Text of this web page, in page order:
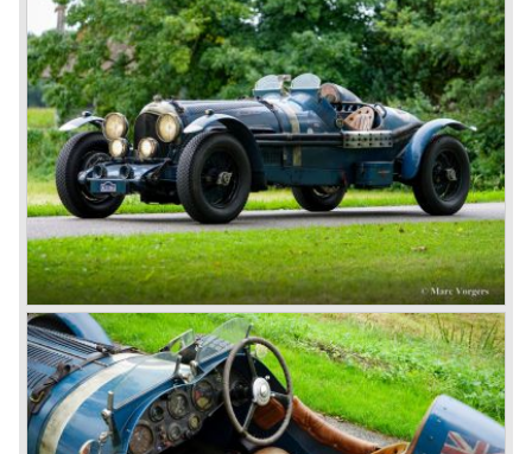
Then in 1926 the 6.5 Litre and the Speed Six were
presented, these six cylinder models were in the eyes of
W.O. Bentley the best cars the Bentley firm ever built. The
bigger capacity was needed for many a customer had built
a bespoke heavy saloon body on their chassis and thus
eliminating the sporting element the chassis had to offer.
The Speed Six brought Bentley the most racing
successes and Le Mans victories. In the year 1929 the
Speed Six came home first with Bentley 4.5 Litres second,
third and fourth! In 1930 the same Bentley Speed Six 'Old
Number one' came home a victor followed by another
Speed six in second position!
4.5 Litre
Next came the upgraded four cylinder Bentley 4.5 Litre in
the year 1927. The 4.5 Litre featured four valves per
cylinder and two spark plugs per cylinder engine. Most of
these cars were given open tourer and saloon bodywork
and only nine short chassis were built.
4.5 Litre Supercharged (Blower)